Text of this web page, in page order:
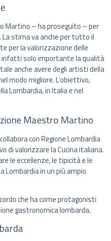
Martino – ha proseguito – per
stima va anche per tutto il
per la valorizzazione delle
infatti solo importante la qualità
anche avere degli artisti della
modo migliore. L’obiettivo,
Lombardia, in Italia e nel
Maestro Martino
con Regione Lombardia
di valorizzare la Cucina italiana.
le eccellenze, le tipicità e le
Lombardia in un più ampio
che ha come protagonisti
gastronomica lombarda.